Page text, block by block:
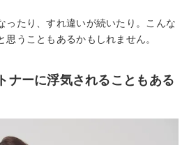
ったり、すれ違いが続いたり。こんな
うこともあるかもしれません。
ナーに浮気されることもある